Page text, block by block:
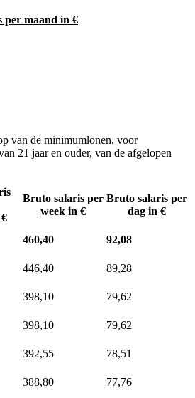
per maand in €
van de minimumlonen, voor
21 jaar en ouder, van de afgelopen
Bruto salaris per
week in €
Bruto salaris per
dag in €
460,40
92,08
446,40
89,28
398,10
79,62
398,10
79,62
392,55
78,51
388,80
77,76